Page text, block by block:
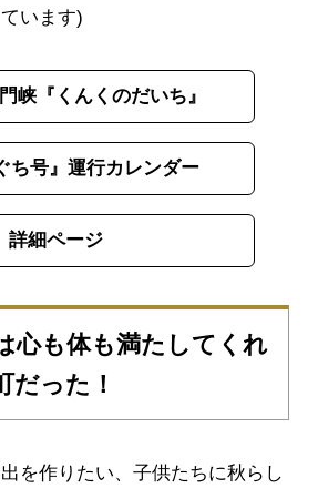
います)
『くんくのだいち』
ち号』運行カレンダー
詳細ページ
心も体も満たしてくれ
だった！
を作りたい、子供たちに秋らし